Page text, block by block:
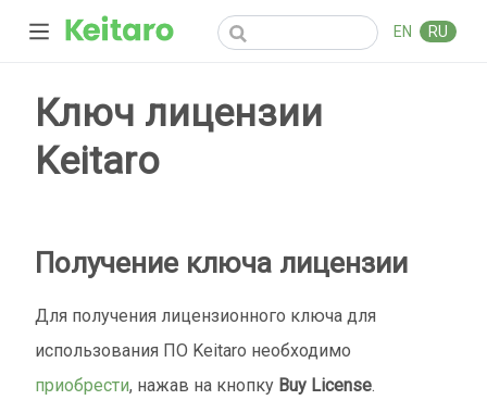
EN RU
Ключ лицензии
Keitaro
Получение ключа лицензии
Для получения лицензионного ключа для
использования ПО Keitaro необходимо
приобрести, нажав на кнопку Buy License.